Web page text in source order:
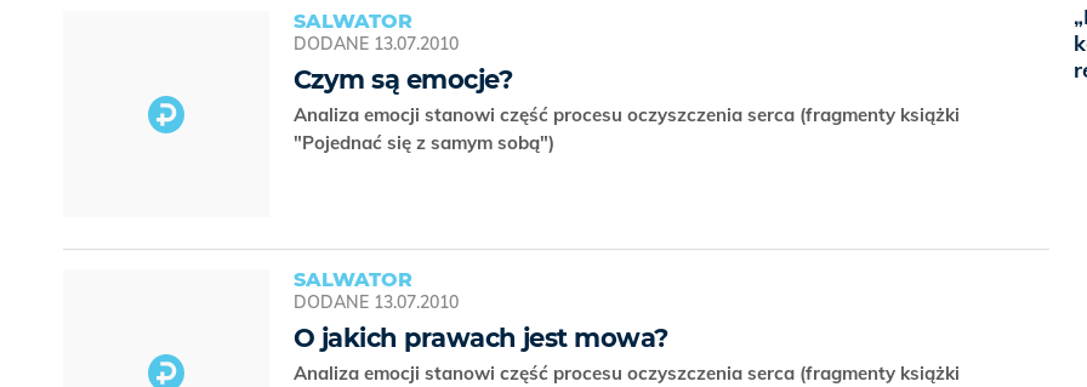
SALWATOR
DODANE 13.07.2010
Czym są emocje?
Analiza emocji stanowi część procesu oczyszczenia serca (fragmenty książki
"Pojednać się z samym sobą")
SALWATOR
DODANE 13.07.2010
O jakich prawach jest mowa?
Analiza emocji stanowi część procesu oczyszczenia serca (fragmenty książki